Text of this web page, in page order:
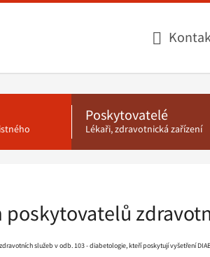
Poskytovatelé
Lékaři, zdravotnická zařízení
poskytovatelů
služeb v odb. 103 - diabetologie, kteří poskytují vyšetření